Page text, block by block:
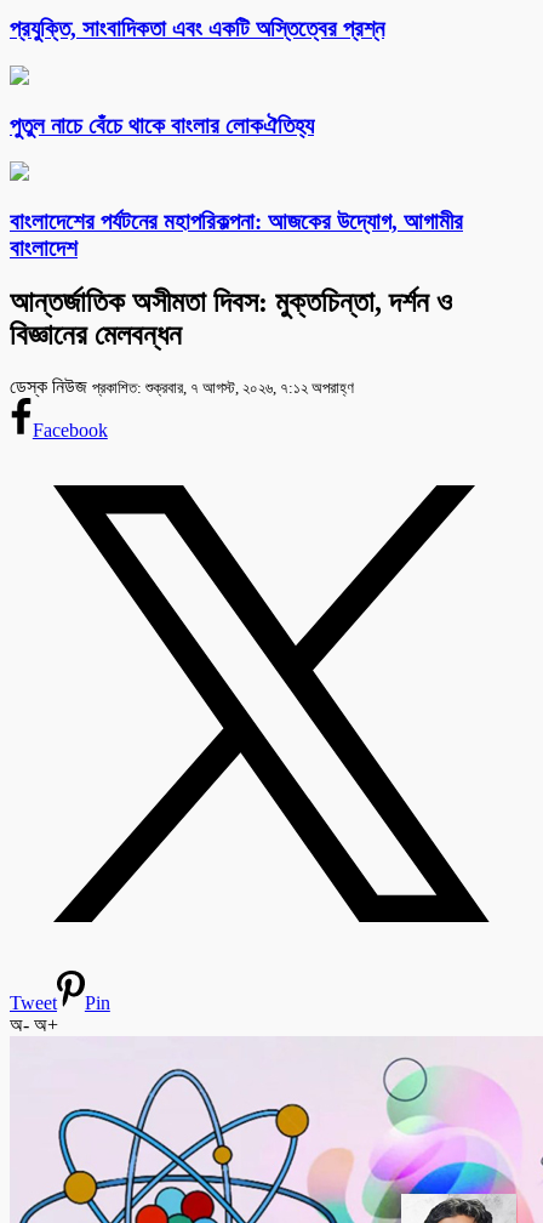
প্রযুক্তি, সাংবাদিকতা এবং একটি অস্তিত্বের প্রশ্ন
পুতুল নাচে বেঁচে থাকে বাংলার লোকঐতিহ্য
বাংলাদেশের পর্যটনের মহাপরিকল্পনা: আজকের উদ্যোগ, আগামীর
বাংলাদেশ
আন্তর্জাতিক অসীমতা দিবস: মুক্তচিন্তা, দর্শন ও
বিজ্ঞানের মেলবন্ধন
ডেস্ক নিউজ প্রকাশিত: শুক্রবার, ৭ আগস্ট, ২০২৬, ৭:১২ অপরাহ্ণ
Facebook
Tweet
Pin
অ- অ+